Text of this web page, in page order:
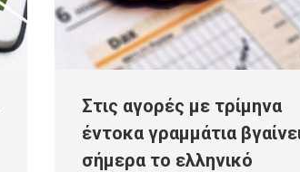
Στις αγορές με τρίμηνα
έντοκα γραμμάτια
σήμερα το ελληνικό